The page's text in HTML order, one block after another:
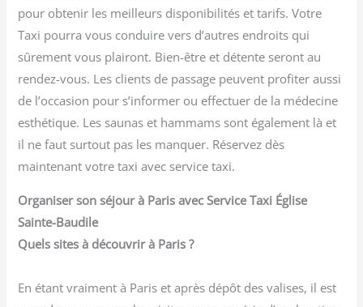
pour obtenir les meilleurs disponibilités et tarifs. Votre
Taxi pourra vous conduire vers d’autres endroits qui
sûrement vous plairont. Bien-être et détente seront au
rendez-vous. Les clients de passage peuvent profiter aussi
de l’occasion pour s’informer ou effectuer de la médecine
esthétique. Les saunas et hammams sont également là et
il ne faut surtout pas les manquer. Réservez dès
maintenant votre taxi avec service taxi.
Organiser son séjour à Paris avec Service Taxi Église
Sainte-Baudile
Quels sites à découvrir à Paris ?
En étant vraiment à Paris et après dépôt des valises, il est